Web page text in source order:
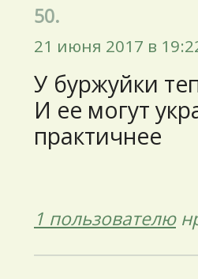
50.
21 июня 2017 в
У буржуйки
И ее могут
практичнее
1 пользователю